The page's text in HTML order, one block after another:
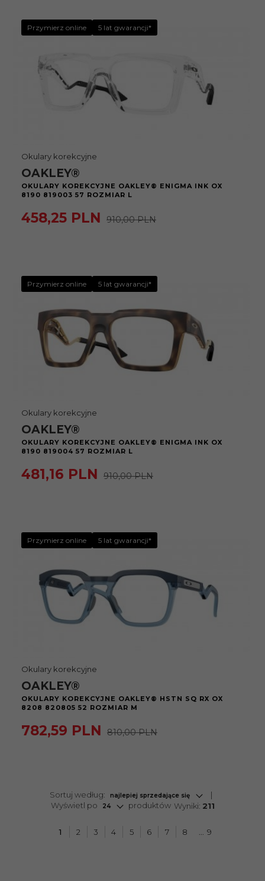
Przymierz online 5 lat gwarancji*
Okulary korekcyjne
OAKLEY®
OKULARY KOREKCYJNE OAKLEY® ENIGMA INK OX
8190 819003 57 ROZMIAR L
458,25 PLN 910,00 PLN
Przymierz online 5 lat gwarancji*
Okulary korekcyjne
OAKLEY®
OKULARY KOREKCYJNE OAKLEY® ENIGMA INK OX
8190 819004 57 ROZMIAR L
481,16 PLN 910,00 PLN
Przymierz online 5 lat gwarancji*
Okulary korekcyjne
OAKLEY®
OKULARY KOREKCYJNE OAKLEY® HSTN SQ RX OX
8208 820805 52 ROZMIAR M
782,59 PLN 810,00 PLN
Sortuj według:
sort najlepiej sprzedające się
Wyświetl po
pop 24 produktów Wyniki: 211
1 2 3 4 5 6 7 8 9